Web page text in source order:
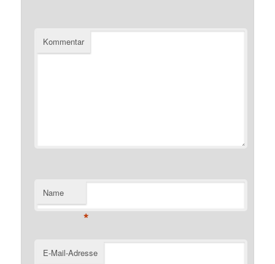
Kommentar
Name
*
E-Mail-Adresse